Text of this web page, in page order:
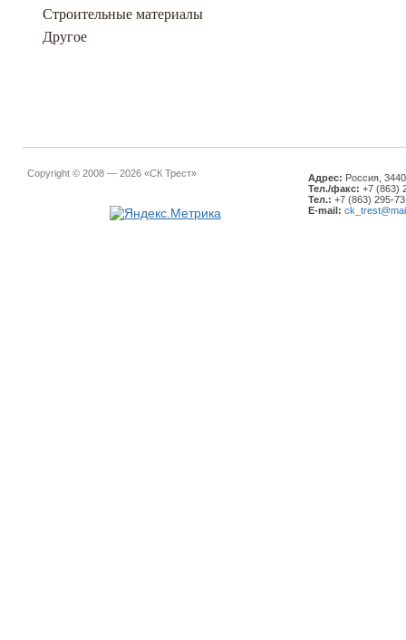
Строительные материалы
Другое
Copyright © 2008 — 2026 «СК Трест» Адрес: Россия,
Тел./факс: +7 (863)
Тел.: +7 (863) 295-
E-mail: